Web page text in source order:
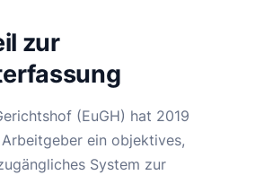
zur
(EuGH) hat 2019
ein objektives,
System zur